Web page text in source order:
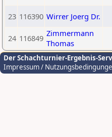
23 116390 Wirrer Joerg Dr.
24 116849 Zimmermann
Thomas
Der Schachturnier-Ergebnis-
Impressum /